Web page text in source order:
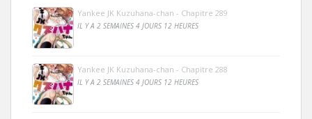
Yankee JK Kuzuhana-chan - Chapitre 289
IL Y A 2 SEMAINES 4 JOURS 12 HEURES
Yankee JK Kuzuhana-chan - Chapitre 288
IL Y A 2 SEMAINES 4 JOURS 12 HEURES